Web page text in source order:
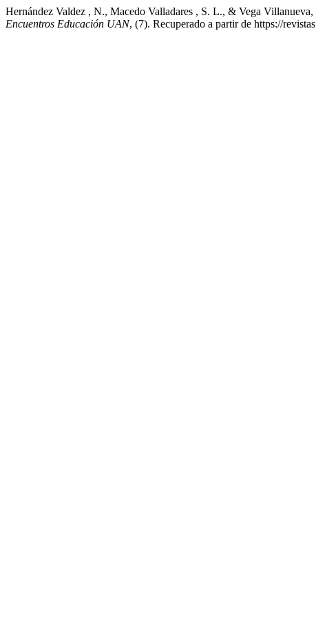
Hernández Valdez , N., Macedo Valladares , S. L., & Vega
Encuentros Educación UAN, (7). Recuperado a partir de https://